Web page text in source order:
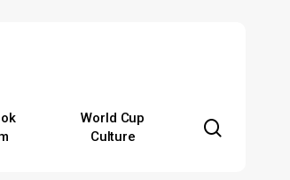
World Cup
Culture